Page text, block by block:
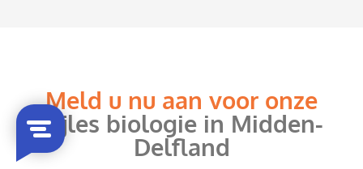
Meld u nu aan voor onze
bijles biologie in Midden-
Delfland